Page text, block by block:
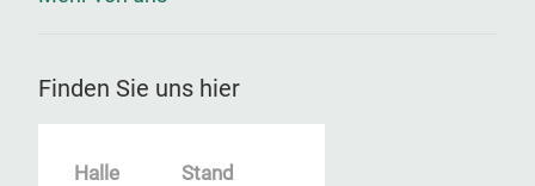
Finden Sie uns hier
Halle Stand